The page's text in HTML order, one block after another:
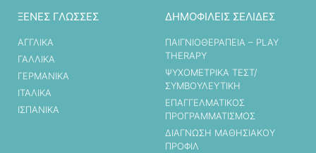
ΞΕΝΕΣ ΓΛΩΣΣΕΣ
ΑΓΓΛΙΚΑ
ΓΑΛΛΙΚΑ
ΓΕΡΜΑΝΙΚΑ
ΙΤΑΛΙΚΑ
ΙΣΠΑΝΙΚΑ
ΔΗΜΟΦΙΛΕΙΣ ΣΕΛΙΔΕΣ
ΠΑΙΓΝΙΟΘΕΡΑΠΕΙΑ – PLAY
THERAPY
ΨΥΧΟΜΕΤΡΙΚΑ ΤΕΣΤ/
ΣΥΜΒΟΥΛΕΥΤΙΚΗ
ΕΠΑΓΓΕΛΜΑΤΙΚΟΣ
ΠΡΟΓΡΑΜΜΑΤΙΣΜΟΣ
ΔΙΑΓΝΩΣΗ ΜΑΘΗΣΙΑΚΟΥ
ΠΡΟΦΙΛ